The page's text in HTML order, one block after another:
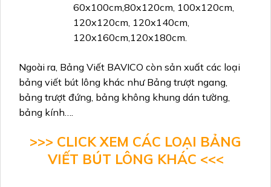
60x100cm,80x120cm, 100x120cm,
120x120cm, 120x140cm,
120x160cm,120x180cm.
Ngoài ra, Bảng Viết BAVICO còn sản xuất các loại
bảng viết bút lông khác như Bảng trượt ngang,
bảng trượt đứng, bảng không khung dán tường,
bảng kính….
>>> CLICK XEM CÁC LOẠI BẢNG
VIẾT BÚT LÔNG KHÁC <<<